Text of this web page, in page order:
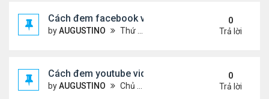
Cách đem facebook video vào diễn đàn
byAUGUSTINO Thứ 4 Tháng 10 14, 2020 10:42 pm
0
Trả lời
Cách đem youtube video vào diễn đàn
byAUGUSTINO Chủ nhật Tháng 10 11, 2020 8:50 pm
0
Trả lời